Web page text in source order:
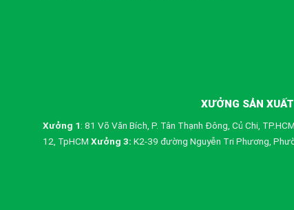
XƯỞNG SẢN XUẤT
Xưởng 1: 81 Võ Văn Bích, P. Tân Thạnh Đông, Củ Chi, TP.HCM
12, TpHCM Xưởng 3: K2-39 đường Nguyễn Tri Phương,